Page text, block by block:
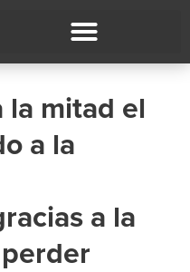
la mitad el
a la
a la